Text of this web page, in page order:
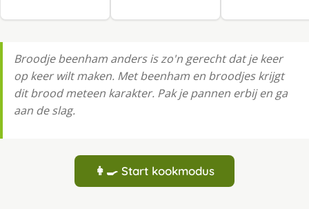
Broodje beenham anders is zo'n gerecht dat je keer
op keer wilt maken. Met beenham en broodjes krijgt
dit brood meteen karakter. Pak je pannen erbij en ga
aan de slag.
👩‍🍳 Start kookmodus